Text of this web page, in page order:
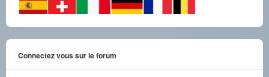
Connectez vous sur le forum